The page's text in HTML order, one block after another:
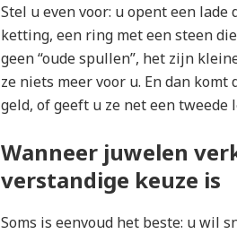
Stel u even voor: u opent een
ketting, een ring met een steen
geen “oude spullen”, het zijn
ze niets meer voor u. En dan
geld, of geeft u ze net een
Wanneer juwelen
verstandige keuze is
Soms is eenvoud het beste: u wil